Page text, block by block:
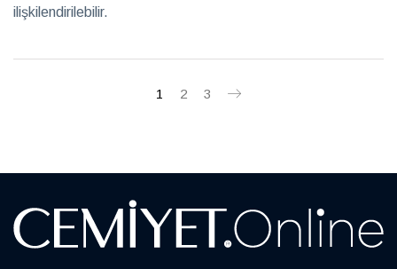
ilişkilendirilebilir.
1 2 3